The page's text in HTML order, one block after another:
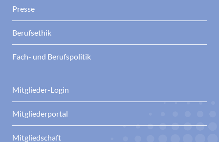
Presse
Berufsethik
Fach- und Berufspolitik
Mitglieder-Login
Mitgliederportal
Mitgliedschaft